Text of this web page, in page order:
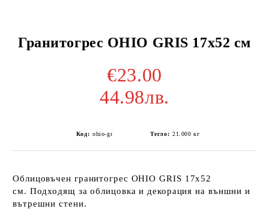
Гранитогрес OHIO GRIS 17x52 см
€23.00
44.98лв.
Код: ohio-gr Тегло: 21.000 кг
Облицовъчен гранитогрес OHIO GRIS 17x52
см. Подходящ за облицовка и декорация на външни и
вътрешни стени.